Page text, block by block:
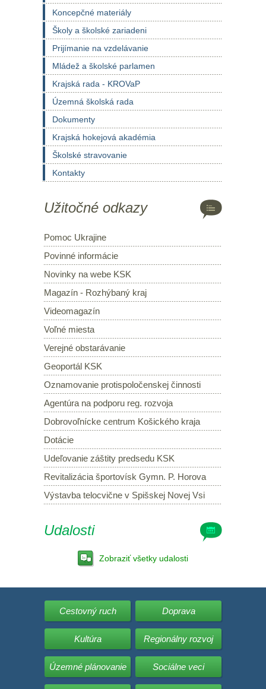
Koncepčné materiály
Školy a školské zariadeni
Prijímanie na vzdelávanie
Mládež a školské parlamen
Krajská rada - KROVaP
Územná školská rada
Dokumenty
Krajská hokejová akadémia
Školské stravovanie
Kontakty
Užitočné odkazy
Pomoc Ukrajine
Povinné informácie
Novinky na webe KSK
Magazín - Rozhýbaný kraj
Videomagazín
Voľné miesta
Verejné obstarávanie
Geoportál KSK
Oznamovanie protispoločenskej činnosti
Agentúra na podporu reg. rozvoja
Dobrovoľnícke centrum Košického kraja
Dotácie
Udeľovanie záštity predsedu KSK
Revitalizácia športovísk Gymn. P. Horova
Výstavba telocvične v Spišskej Novej Vsi
Udalosti
Zobraziť všetky udalosti
Cestovný ruch Doprava
Kultúra Regionálny rozvoj
Územné plánovanie Sociálne veci